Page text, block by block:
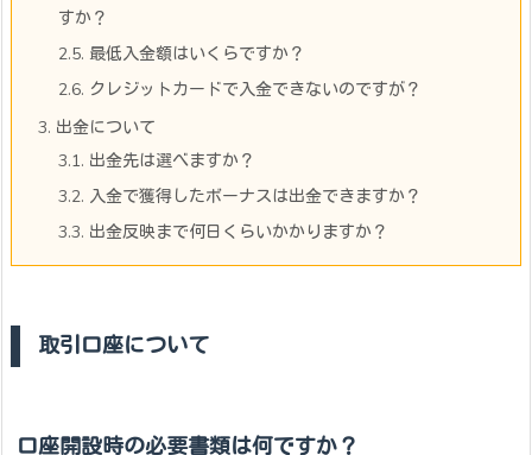
すか？
2.5. 最低入金額はいくらですか？
2.6. クレジットカードで入金できないのですが？
3. 出金について
3.1. 出金先は選べますか？
3.2. 入金で獲得したボーナスは出金できますか？
3.3. 出金反映まで何日くらいかかりますか？
取引口座について
口座開設時の必要書類は何ですか？